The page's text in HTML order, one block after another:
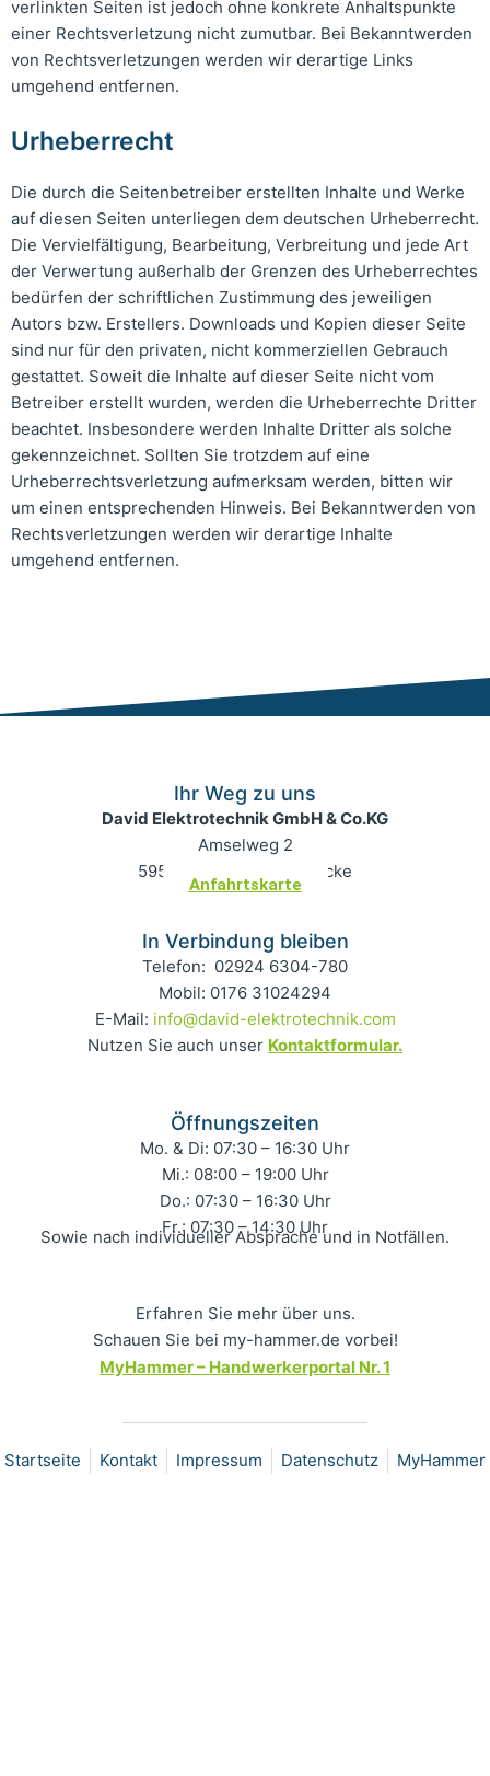
verlinkten Seiten ist jedoch ohne konkrete Anhaltspunkte
einer Rechtsverletzung nicht zumutbar. Bei Bekanntwerden
von Rechtsverletzungen werden wir derartige Links
umgehend entfernen.
Urheberrecht
Die durch die Seitenbetreiber erstellten Inhalte und Werke
auf diesen Seiten unterliegen dem deutschen Urheberrecht.
Die Vervielfältigung, Bearbeitung, Verbreitung und jede Art
der Verwertung außerhalb der Grenzen des Urheberrechtes
bedürfen der schriftlichen Zustimmung des jeweiligen
Autors bzw. Erstellers. Downloads und Kopien dieser Seite
sind nur für den privaten, nicht kommerziellen Gebrauch
gestattet. Soweit die Inhalte auf dieser Seite nicht vom
Betreiber erstellt wurden, werden die Urheberrechte Dritter
beachtet. Insbesondere werden Inhalte Dritter als solche
gekennzeichnet. Sollten Sie trotzdem auf eine
Urheberrechtsverletzung aufmerksam werden, bitten wir
um einen entsprechenden Hinweis. Bei Bekanntwerden von
Rechtsverletzungen werden wir derartige Inhalte
umgehend entfernen.
Ihr Weg zu uns
David Elektrotechnik GmbH & Co.KG
Amselweg 2
59519 Möhnesee-Körbecke
Anfahrtskarte
In Verbindung bleiben
Telefon: 02924 6304-780
Mobil: 0176 31024294
E-Mail: info@david-elektrotechnik.com
Nutzen Sie auch unser Kontaktformular.
Öffnungszeiten
Mo. & Di: 07:30 – 16:30 Uhr
Mi.: 08:00 – 19:00 Uhr
Do.: 07:30 – 16:30 Uhr
Fr.: 07:30 – 14:30 Uhr
Sowie nach individueller Absprache und in Notfällen.
Erfahren Sie mehr über uns.
Schauen Sie bei my-hammer.de vorbei!
MyHammer – Handwerkerportal Nr. 1
Startseite Kontakt Impressum Datenschutz MyHammer